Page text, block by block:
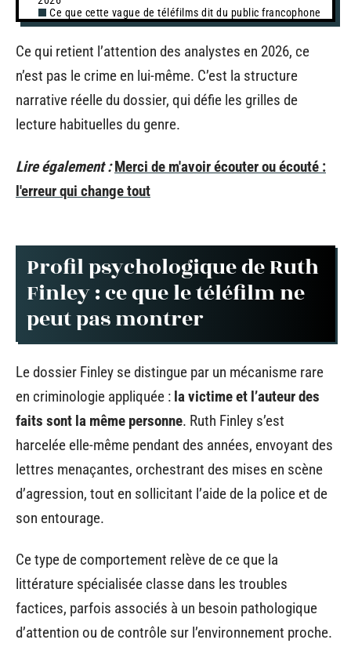
Ce que cette vague de téléfilms dit du public francophone
Ce qui retient l’attention des analystes en 2026, ce
n’est pas le crime en lui-même. C’est la structure
narrative réelle du dossier, qui défie les grilles de
lecture habituelles du genre.
Lire également : Merci de m'avoir écouter ou écouté :
l'erreur qui change tout
Profil psychologique de Ruth
Finley : ce que le téléfilm ne
peut pas montrer
Le dossier Finley se distingue par un mécanisme rare
en criminologie appliquée : la victime et l’auteur des
faits sont la même personne. Ruth Finley s’est
harcelée elle-même pendant des années, envoyant des
lettres menaçantes, orchestrant des mises en scène
d’agression, tout en sollicitant l’aide de la police et de
son entourage.
Ce type de comportement relève de ce que la
littérature spécialisée classe dans les troubles
factices, parfois associés à un besoin pathologique
d’attention ou de contrôle sur l’environnement proche.